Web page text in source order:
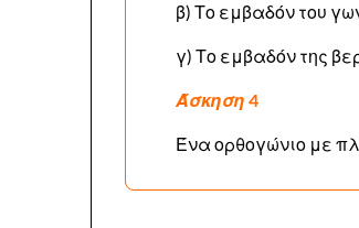
β) Το εμβαδόν του
γ) Το εμβαδόν της
Άσκηση 4
Ένα ορθογώνιο με